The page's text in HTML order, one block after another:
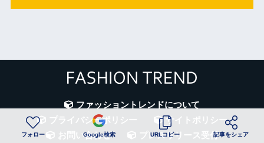
ファッショントレンドについて
プライバシーポリシー
サイトポリシー
お問い合わせ
プレスリリース受付
フォロー Google検索 URLコピー 記事をシェア